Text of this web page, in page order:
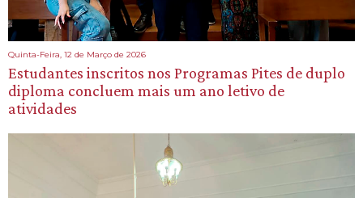
Quinta-Feira, 12 de Março de 2026
Estudantes inscritos nos Programas Pites de duplo
diploma concluem mais um ano letivo de
atividades